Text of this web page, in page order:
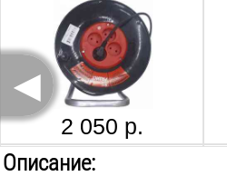
2 050 р.
◄
Описание: